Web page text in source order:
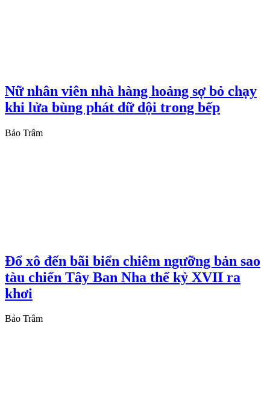
Nữ nhân viên nhà hàng hoảng sợ bỏ chạy
khi lửa bùng phát dữ dội trong bếp
Bảo Trâm
Đổ xô đến bãi biển chiêm ngưỡng bản sao
tàu chiến Tây Ban Nha thế kỷ XVII ra
khơi
Bảo Trâm